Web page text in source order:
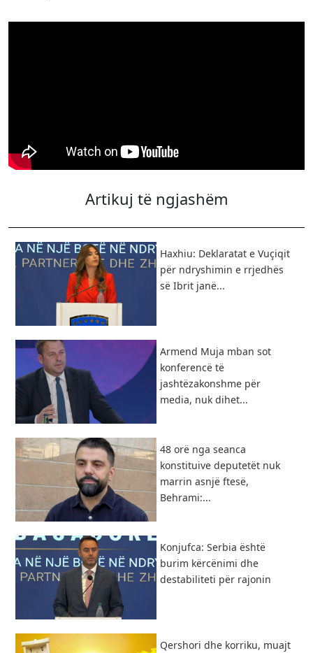
Artikuj të ngjashëm
Haxhiu: Deklaratat e Vuçiqit
për ndryshimin e rrjedhës
së Ibrit janë...
Armend Muja mban sot
konferencë të
jashtëzakonshme për
media, nuk dihet...
48 orë nga seanca
konstituive deputetët nuk
marrin asnjë ftesë,
Behrami:...
Konjufca: Serbia është
burim kërcënimi dhe
destabiliteti për rajonin
Qershori dhe korriku, muajt